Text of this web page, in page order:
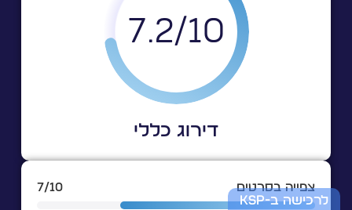
לרכישה ב-KSP
10/
7.2
דירוג כללי
צפייה בסרטים 7/10